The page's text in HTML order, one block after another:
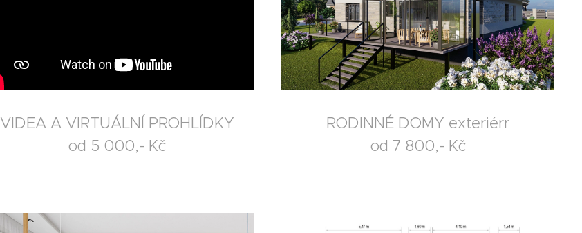
VIDEA A VIRTUÁLNÍ PROHLÍDKY
od 5 000,- Kč
RODINNÉ DOMY exteriérr
od 7 800,- Kč